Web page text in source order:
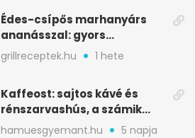
Édes-csípős marhanyárs
ananásszal: gyors
grillrecept jalapeñóval
grillreceptek.hu 1 hete
Kaffeost: sajtos kávé és
rénszarvashús, a számik
melegítő itala
hamuesgyemant.hu 5 napja